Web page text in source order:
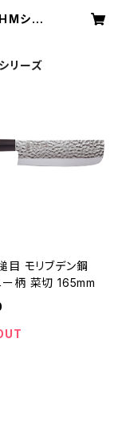
シリ
リーズ
目 モリブデン鋼
ー柄 菜切 165mm